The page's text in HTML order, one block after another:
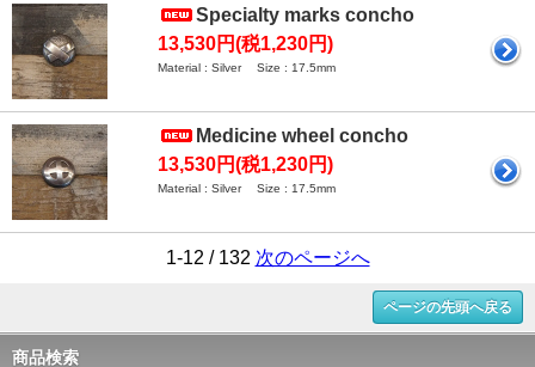
Specialty marks concho
13,530円(税1,230円)
Material : Silver Size : 17.5mm
Medicine wheel concho
13,530円(税1,230円)
Material : Silver Size : 17.5mm
1-12 / 132 次のページへ
ページの先頭へ戻る
商品検索